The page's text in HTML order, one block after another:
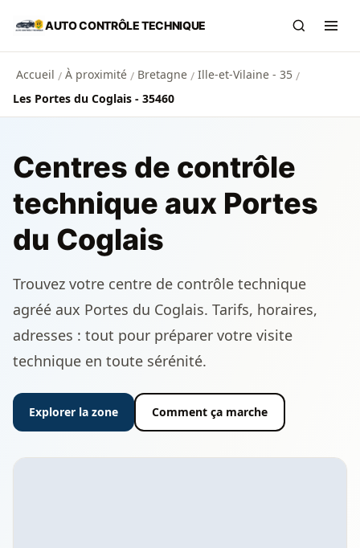
Aller au contenu principal
AUTO CONTRÔLE TECHNIQUE
Accueil / À proximité / Bretagne / Ille-et-Vilaine - 35 /
Les Portes du Coglais - 35460
Centres de contrôle
technique aux Portes
du Coglais
Trouvez votre centre de contrôle technique
agréé aux Portes du Coglais. Tarifs, horaires,
adresses : tout pour préparer votre visite
technique en toute sérénité.
Explorer la zone Comment ça marche